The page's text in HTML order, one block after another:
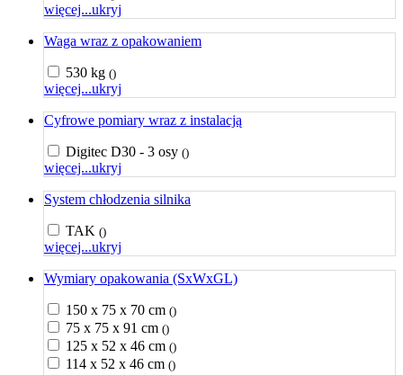
więcej...ukryj
Waga wraz z opakowaniem
530 kg ()
więcej...ukryj
Cyfrowe pomiary wraz z instalacją
Digitec D30 - 3 osy ()
więcej...ukryj
System chłodzenia silnika
TAK ()
więcej...ukryj
Wymiary opakowania (SxWxGL)
150 x 75 x 70 cm ()
75 x 75 x 91 cm ()
125 x 52 x 46 cm ()
114 x 52 x 46 cm ()